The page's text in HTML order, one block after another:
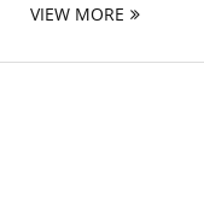
VIEW MORE